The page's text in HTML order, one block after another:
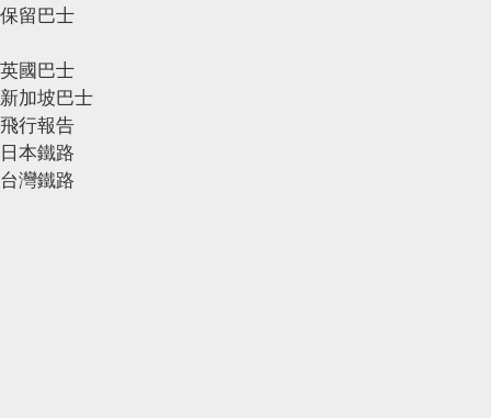
保留巴士
英國巴士
新加坡巴士
飛行報告
日本鐵路
台灣鐵路